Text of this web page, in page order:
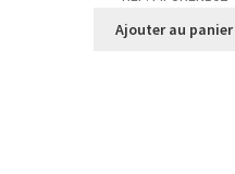
Ajouter au panier